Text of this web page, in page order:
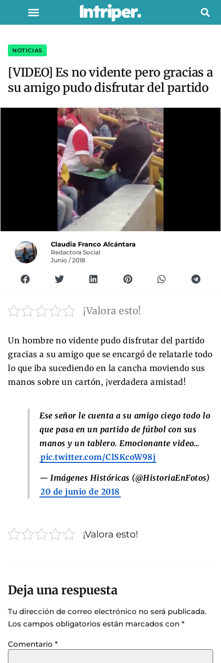
NOTICIAS
[VIDEO] Es no vidente pero gracias a
su amigo pudo disfrutar del partido
Claudia Franco Alcántara
Redactora Social
Junio / 2018
¡Valora esto!
Un hombre no vidente pudo disfrutar del partido
gracias a su amigo que se encargó de relatarle todo
lo que iba sucediendo en la cancha moviendo sus
manos sobre un cartón, ¡verdadera amistad!
Ese señor le cuenta a su amigo ciego todo lo
que pasa en un partido de fútbol con sus
manos y un tablero. Emocionante video…
pic.twitter.com/ClSKcoW98j
— Imágenes Históricas (@HistoriaEnFotos)
20 de junio de 2018
¡Valora esto!
Deja una respuesta
Tu dirección de correo electrónico no será publicada.
Los campos obligatorios están marcados con *
Comentario *